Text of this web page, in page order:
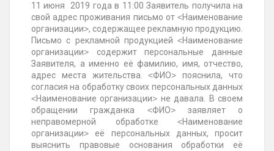
11 июня 2019 года в 11:00 Заявитель получила на
свой адрес проживания письмо от ˂Наименование
организации˃, содержащее рекламную продукцию.
Письмо с рекламной продукцией ˂Наименование
организации˃ содержит персональные данные
Заявителя, а именно её фамилию, имя, отчество,
адрес места жительства. ˂ФИО˃ пояснила, что
согласия на обработку своих персональных данных
˂Наименование организации˃ не давала. В своем
обращении гражданка ˂ФИО˃ заявляет о
неправомерной обработке ˂Наименование
организации˃ её персональных данных, просит
выяснить правовые основания обработки её